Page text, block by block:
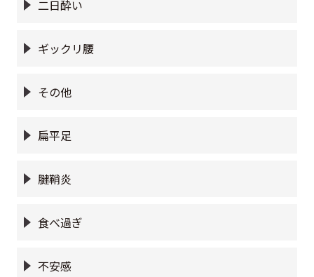
二日酔い
ギックリ腰
その他
扁平足
腱鞘炎
食べ過ぎ
不安感